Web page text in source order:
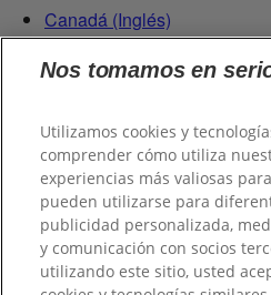
Canadá (Inglés)
Canadá (Francés)
Estados Unidos
Centroamérica
Guatemala
Suramérica
Chile
Nos tomamos en
Utilizamos cookies y
comprender cómo utiliza
experiencias más valiosas
pueden utilizarse para
publicidad personalizada,
y comunicación con socios
utilizando este sitio, usted